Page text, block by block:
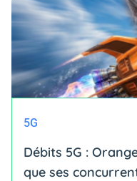
5G
Débits 5G :
que ses